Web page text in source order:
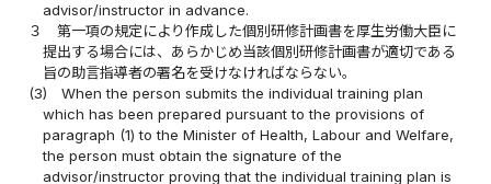
advisor/instructor in advance.
３
第一項の規定により作成した個別研修計画書を厚生労働大臣に
提出する場合には、あらかじめ当該個別研修計画書が適切である
旨の助言指導者の署名を受けなければならない。
(3)
When the person submits the individual training plan
which has been prepared pursuant to the provisions of
paragraph (1) to the Minister of Health, Labour and Welfare,
the person must obtain the signature of the
advisor/instructor proving that the individual training plan is